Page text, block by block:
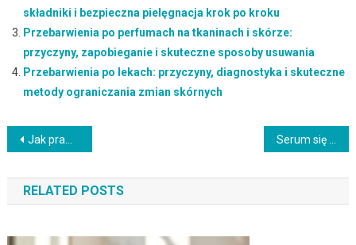
składniki i bezpieczna pielęgnacja krok po kroku
Przebarwienia po perfumach na tkaninach i skórze:
przyczyny, zapobieganie i skuteczne sposoby usuwania
Przebarwienia po lekach: przyczyny, diagnostyka i skuteczne
metody ograniczania zmian skórnych
Nawigacja
wpisu
Jak prawidłowo nakładać krem z filtrem SPF, by zapewnić skuteczną ochronę i uniknąć podrażnień
RELATED POSTS